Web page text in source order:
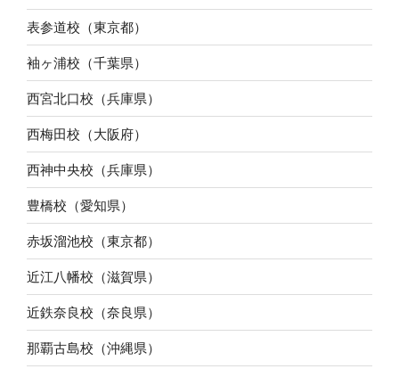
表参道校（東京都）
袖ヶ浦校（千葉県）
西宮北口校（兵庫県）
西梅田校（大阪府）
西神中央校（兵庫県）
豊橋校（愛知県）
赤坂溜池校（東京都）
近江八幡校（滋賀県）
近鉄奈良校（奈良県）
那覇古島校（沖縄県）